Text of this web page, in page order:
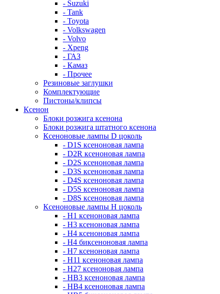
- Suzuki
- Tank
- Toyota
- Volkswagen
- Volvo
- Xpeng
- ГАЗ
- Камаз
- Прочее
Резиновые заглушки
Комплектующие
Пистоны/клипсы
Ксенон
Блоки розжига ксенона
Блоки розжига штатного ксенона
Ксеноновые лампы D цоколь
- D1S ксеноновая лампа
- D2R ксеноновая лампа
- D2S ксеноновая лампа
- D3S ксеноновая лампа
- D4S ксеноновая лампа
- D5S ксеноновая лампа
- D8S ксеноновая лампа
Ксеноновые лампы Н цоколь
- H1 ксеноновая лампа
- H3 ксеноновая лампа
- H4 ксеноновая лампа
- H4 биксеноновая лампа
- H7 ксеноновая лампа
- H11 ксеноновая лампа
- H27 ксеноновая лампа
- HB3 ксеноновая лампа
- HB4 ксеноновая лампа